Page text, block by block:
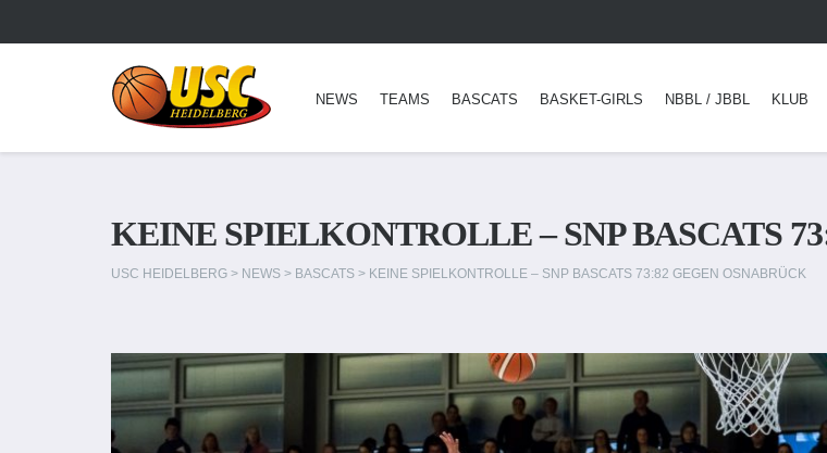
NEWS TEAMS BASCATS BASKET-GIRLS NBBL / JBBL KLUB
KEINE SPIELKONTROLLE – SNP BASCATS
USC HEIDELBERG > NEWS > BASCATS > KEINE SPIELKONTROLLE – SNP BASCATS 73:82 GEGEN OSNABRÜCK